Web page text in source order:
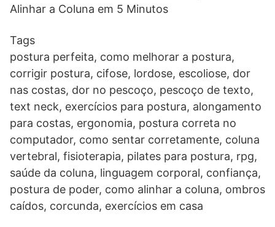
Alinhar a Coluna em 5 Minutos
Tags
postura perfeita, como melhorar a postura,
corrigir postura, cifose, lordose, escoliose, dor
nas costas, dor no pescoço, pescoço de texto,
text neck, exercícios para postura, alongamento
para costas, ergonomia, postura correta no
computador, como sentar corretamente, coluna
vertebral, fisioterapia, pilates para postura, rpg,
saúde da coluna, linguagem corporal, confiança,
postura de poder, como alinhar a coluna, ombros
caídos, corcunda, exercícios em casa